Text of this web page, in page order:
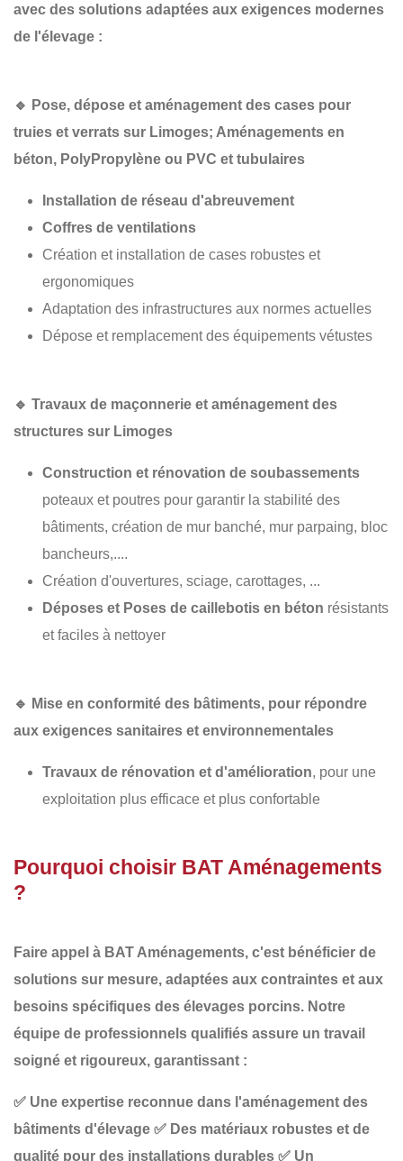
avec des solutions adaptées aux exigences modernes
de l'élevage :
🔹 Pose, dépose et aménagement des cases pour
truies et verrats sur Limoges; Aménagements en
béton, PolyPropylène ou PVC et tubulaires
Installation de réseau d'abreuvement
Coffres de ventilations
Création et installation de cases robustes et
ergonomiques
Adaptation des infrastructures aux normes actuelles
Dépose et remplacement des équipements vétustes
🔹 Travaux de maçonnerie et aménagement des
structures sur Limoges
Construction et rénovation de soubassements
poteaux et poutres pour garantir la stabilité des
bâtiments, création de mur banché, mur parpaing, bloc
bancheurs,....
Création d'ouvertures, sciage, carottages, ...
Déposes et Poses de caillebotis en béton résistants
et faciles à nettoyer
🔹 Mise en conformité des bâtiments, pour répondre
aux exigences sanitaires et environnementales
Travaux de rénovation et d'amélioration, pour une
exploitation plus efficace et plus confortable
Pourquoi choisir BAT Aménagements
?
Faire appel à BAT Aménagements, c'est bénéficier de
solutions sur mesure, adaptées aux contraintes et aux
besoins spécifiques des élevages porcins. Notre
équipe de professionnels qualifiés assure un travail
soigné et rigoureux, garantissant :
✅ Une expertise reconnue dans l'aménagement des
bâtiments d'élevage ✅ Des matériaux robustes et de
qualité pour des installations durables ✅ Un